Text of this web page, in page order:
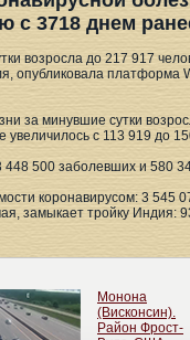
с 3718 днем
возросла до 217 917
опубликовала платформа
за минувшие сутки
с 113 919 до
500 заболевших и 580
коронавирусом: 3 545
замыкает тройку Индия: